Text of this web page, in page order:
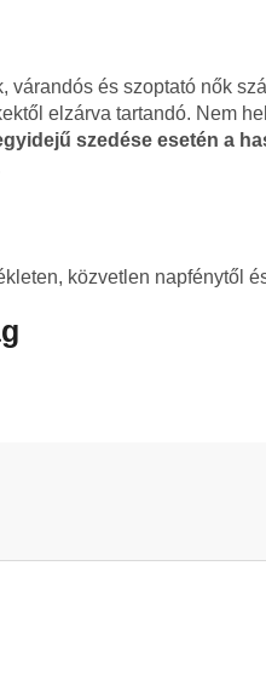
várandós és szoptató nők
elzárva tartandó. Nem
szedése esetén a
közvetlen napfénytől